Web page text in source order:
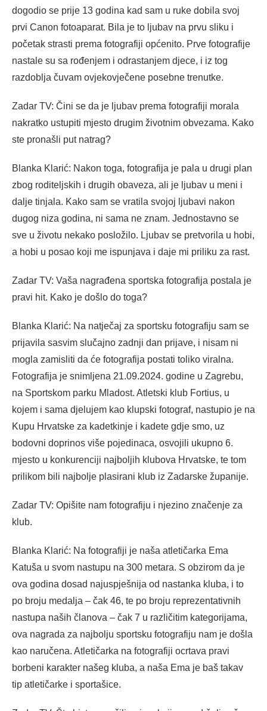
dogodio se prije 13 godina kad sam u ruke dobila svoj
prvi Canon fotoaparat. Bila je to ljubav na prvu sliku i
početak strasti prema fotografiji općenito. Prve fotografije
nastale su sa rođenjem i odrastanjem djece, i iz tog
razdoblja čuvam ovjekovječene posebne trenutke.
Zadar TV: Čini se da je ljubav prema fotografiji morala
nakratko ustupiti mjesto drugim životnim obvezama. Kako
ste pronašli put natrag?
Blanka Klarić: Nakon toga, fotografija je pala u drugi plan
zbog roditeljskih i drugih obaveza, ali je ljubav u meni i
dalje tinjala. Kako sam se vratila svojoj ljubavi nakon
dugog niza godina, ni sama ne znam. Jednostavno se
sve u životu nekako posložilo. Ljubav se pretvorila u hobi,
a hobi u posao koji me ispunjava i daje mi priliku za rast.
Zadar TV: Vaša nagrađena sportska fotografija postala je
pravi hit. Kako je došlo do toga?
Blanka Klarić: Na natječaj za sportsku fotografiju sam se
prijavila sasvim slučajno zadnji dan prijave, i nisam ni
mogla zamisliti da će fotografija postati toliko viralna.
Fotografija je snimljena 21.09.2024. godine u Zagrebu,
na Sportskom parku Mladost. Atletski klub Fortius, u
kojem i sama djelujem kao klupski fotograf, nastupio je na
Kupu Hrvatske za kadetkinje i kadete gdje smo, uz
bodovni doprinos više pojedinaca, osvojili ukupno 6.
mjesto u konkurenciji najboljih klubova Hrvatske, te tom
prilikom bili najbolje plasirani klub iz Zadarske županije.
Zadar TV: Opišite nam fotografiju i njezino značenje za
klub.
Blanka Klarić: Na fotografiji je naša atletičarka Ema
Katuša u svom nastupu na 300 metara. S obzirom da je
ova godina dosad najuspješnija od nastanka kluba, i to
po broju medalja – čak 46, te po broju reprezentativnih
nastupa naših članova – čak 7 u različitim kategorijama,
ova nagrada za najbolju sportsku fotografiju nam je došla
kao naručena. Atletičarka na fotografiji ocrtava pravi
borbeni karakter našeg kluba, a naša Ema je baš takav
tip atletičarke i sportašice.